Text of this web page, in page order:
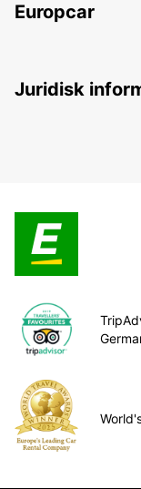
Europcar
Juridisk